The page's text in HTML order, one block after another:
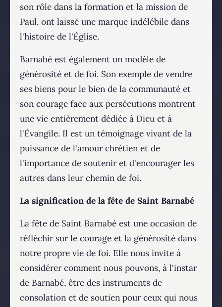
son rôle dans la formation et la mission de
Paul, ont laissé une marque indélébile dans
l'histoire de l'Église.
Barnabé est également un modèle de
générosité et de foi. Son exemple de vendre
ses biens pour le bien de la communauté et
son courage face aux persécutions montrent
une vie entièrement dédiée à Dieu et à
l'Évangile. Il est un témoignage vivant de la
puissance de l'amour chrétien et de
l'importance de soutenir et d'encourager les
autres dans leur chemin de foi.
La signification de la fête de Saint Barnabé
La fête de Saint Barnabé est une occasion de
réfléchir sur le courage et la générosité dans
notre propre vie de foi. Elle nous invite à
considérer comment nous pouvons, à l'instar
de Barnabé, être des instruments de
consolation et de soutien pour ceux qui nous